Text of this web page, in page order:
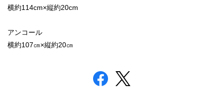
横約114cm×縦約20cm
アンコール
横約107㎝×縦約20㎝